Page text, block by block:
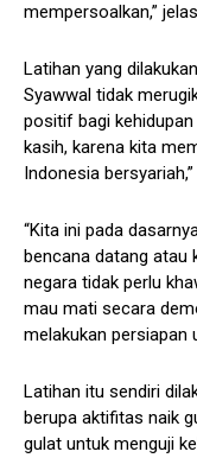
mempersoalkan,”
Latihan yang
Syawwal tidak
positif bagi
kasih, karena kita
Indonesia
“Kita ini pada
bencana datang atau
negara tidak perlu
mau mati secara
melakukan persiapan
Latihan itu sendiri
berupa aktifitas naik
gulat untuk menguji